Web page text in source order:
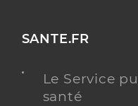
SANTE.FR
Le Service
santé